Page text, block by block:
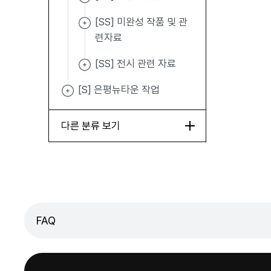
[SS] 미완성 작품 및 관
련자료
[SS] 전시 관련 자료
[S] 은평뉴타운 작업
다른 분류 보기
FAQ